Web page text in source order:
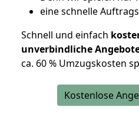
eine schnelle
Schnell und einfach
unverbindliche
ca. 60 % Umzugskosten
Kostenlose